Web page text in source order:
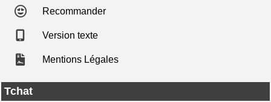
Recommander
Version texte
Mentions Légales
Tchat